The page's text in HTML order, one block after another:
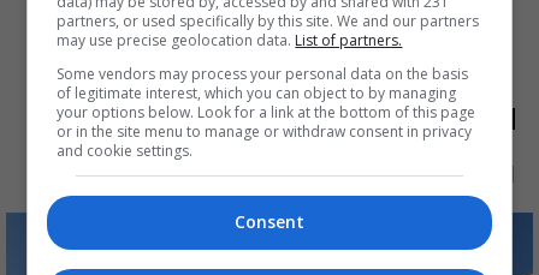
الأكثر قراءة
الآن 48 ساعة 7 أيام شهر
partners, or used specifically by this site. We and our partners
may use precise geolocation data. List of partners.
Some vendors may process your personal data on the basis
of legitimate interest, which you can object to by managing
your options below. Look for a link at the bottom of this page
or in the site menu to manage or withdraw consent in privacy
and cookie settings.
Consent